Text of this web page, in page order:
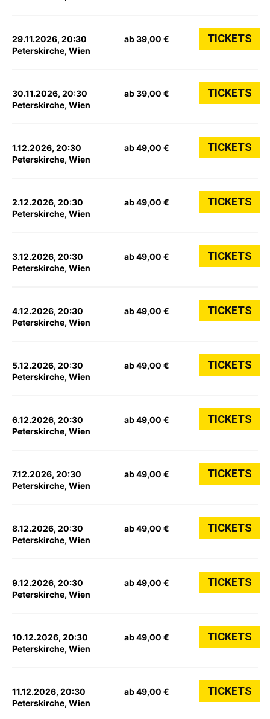
29.11.2026, 20:30
Peterskirche, Wien
ab 39,00 € TICKETS
30.11.2026, 20:30
Peterskirche, Wien
ab 39,00 € TICKETS
1.12.2026, 20:30
Peterskirche, Wien
ab 49,00 € TICKETS
2.12.2026, 20:30
Peterskirche, Wien
ab 49,00 € TICKETS
3.12.2026, 20:30
Peterskirche, Wien
ab 49,00 € TICKETS
4.12.2026, 20:30
Peterskirche, Wien
ab 49,00 € TICKETS
5.12.2026, 20:30
Peterskirche, Wien
ab 49,00 € TICKETS
6.12.2026, 20:30
Peterskirche, Wien
ab 49,00 € TICKETS
7.12.2026, 20:30
Peterskirche, Wien
ab 49,00 € TICKETS
8.12.2026, 20:30
Peterskirche, Wien
ab 49,00 € TICKETS
9.12.2026, 20:30
Peterskirche, Wien
ab 49,00 € TICKETS
10.12.2026, 20:30
Peterskirche, Wien
ab 49,00 € TICKETS
11.12.2026, 20:30
Peterskirche, Wien
ab 49,00 € TICKETS